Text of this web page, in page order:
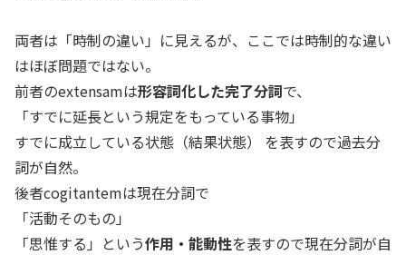
両者は「時制の違い」に見えるが、ここでは時制的な違い
はほぼ問題ではない。
前者のextensamは形容詞化した完了分詞で、
「すでに延長という規定をもっている事物」
すでに成立している状態（結果状態） を表すので過去分
詞が自然。
後者cogitantemは現在分詞で
「活動そのもの」
「思惟する」という作用・能動性を表すので現在分詞が自